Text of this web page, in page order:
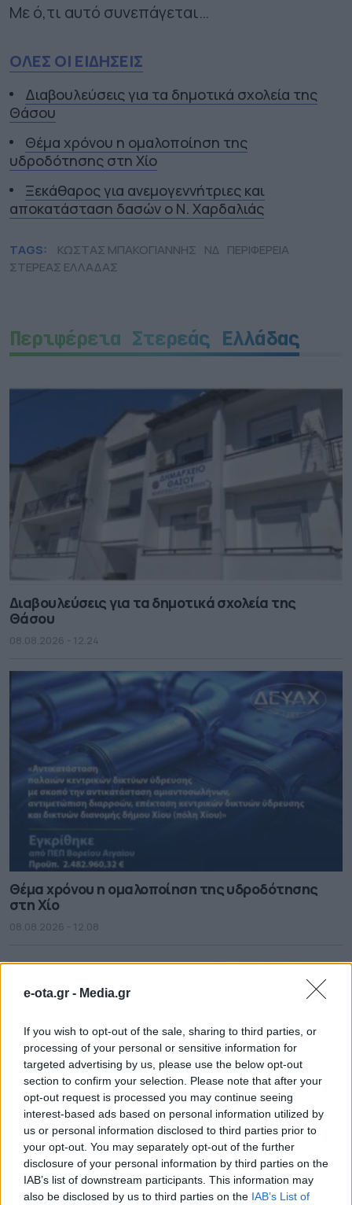
e-ota.gr - Media.gr
If you wish to opt-out of the sale, sharing to third parties, or
processing of your personal or sensitive information for
targeted advertising by us, please use the below opt-out
section to confirm your selection. Please note that after your
opt-out request is processed you may continue seeing
interest-based ads based on personal information utilized by
us or personal information disclosed to third parties prior to
your opt-out. You may separately opt-out of the further
disclosure of your personal information by third parties on the
IAB’s list of downstream participants. This information may
also be disclosed by us to third parties on the IAB’s List of
Με ό,τι αυτό συνεπάγεται…
ΟΛΕΣ ΟΙ ΕΙΔΗΣΕΙΣ
Διαβουλεύσεις για τα δημοτικά σχολεία της
Θάσου
Θέμα χρόνου η ομαλοποίηση της
υδροδότησης στη Χίο
Ξεκάθαρος για ανεμογεννήτριες και
αποκατάσταση δασών ο Ν. Χαρδαλιάς
TAGS: ΚΩΣΤΑΣ ΜΠΑΚΟΓΙΑΝΝΗΣ ΝΔ ΠΕΡΙΦΕΡΕΙΑ
ΣΤΕΡΕΑΣ ΕΛΛΑΔΑΣ
Περιφέρεια Στερεάς Ελλάδας
Διαβουλεύσεις για τα δημοτικά σχολεία της
Θάσου
08.08.2026 - 12.24
Θέμα χρόνου η ομαλοποίηση της υδροδότησης
στη Χίο
08.08.2026 - 12.08
Ξεκάθαρος για ανεμογεννήτριες και
αποκατάσταση δασών ο Ν. Χαρδαλιάς